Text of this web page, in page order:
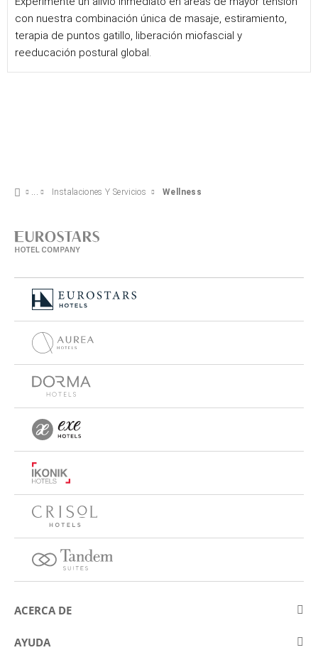
con nuestra combinación única de masaje, estiramiento,
terapia de puntos gatillo, liberación miofascial y
reeducación postural global.
Instalaciones Y Servicios Wellness
ACERCA DE
Sobre Eurostars Hotel Company
AYUDA